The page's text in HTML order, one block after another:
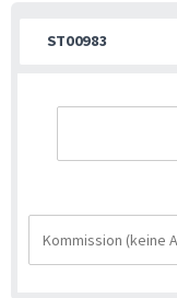
ST00983